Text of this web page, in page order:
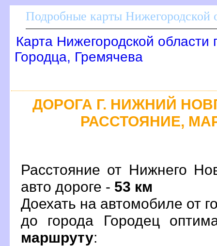
Подробные карты Нижегородской
Карта Нижегородской области
Городца, Гремячева
ДОРОГА Г. НИЖНИЙ
РАССТОЯНИЕ,
Расстояние от Нижнего
авто дороге - 53 км
Доехать на автомобиле от
до города Городец
маршруту: